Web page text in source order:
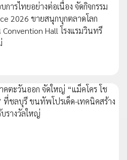
ารไทยอย่างต่อเนื่อง จัดกิจกรรม
2026 ขายสนุกบุกตลาดโลก
Hall โรงแรมวินทรี